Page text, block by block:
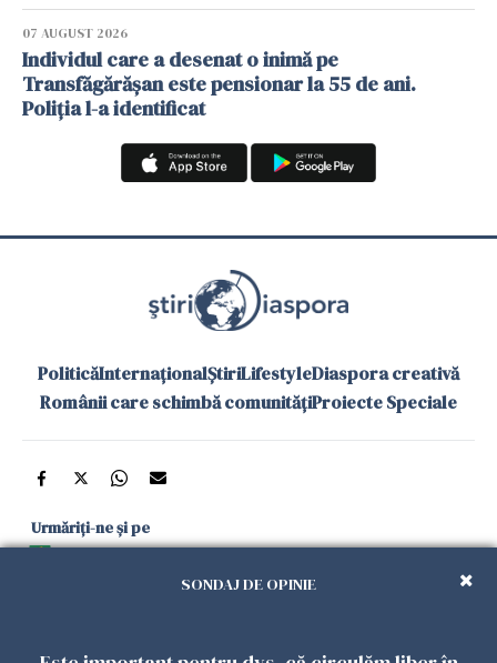
07 AUGUST 2026
Individul care a desenat o inimă pe
Transfăgărășan este pensionar la 55 de ani.
Poliția l-a identificat
PoliticăInternaționalȘtiriLifestyleDiaspora creativă
Românii care schimbă comunitățiProiecte Speciale
Urmăriți-ne și pe
și în aplicațiile mobileSONDAJ DE OPINIE